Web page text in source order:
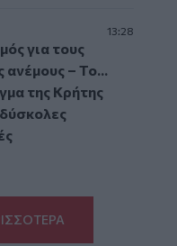
13:28
για τους
ανέμους – Το...
της Κρήτης